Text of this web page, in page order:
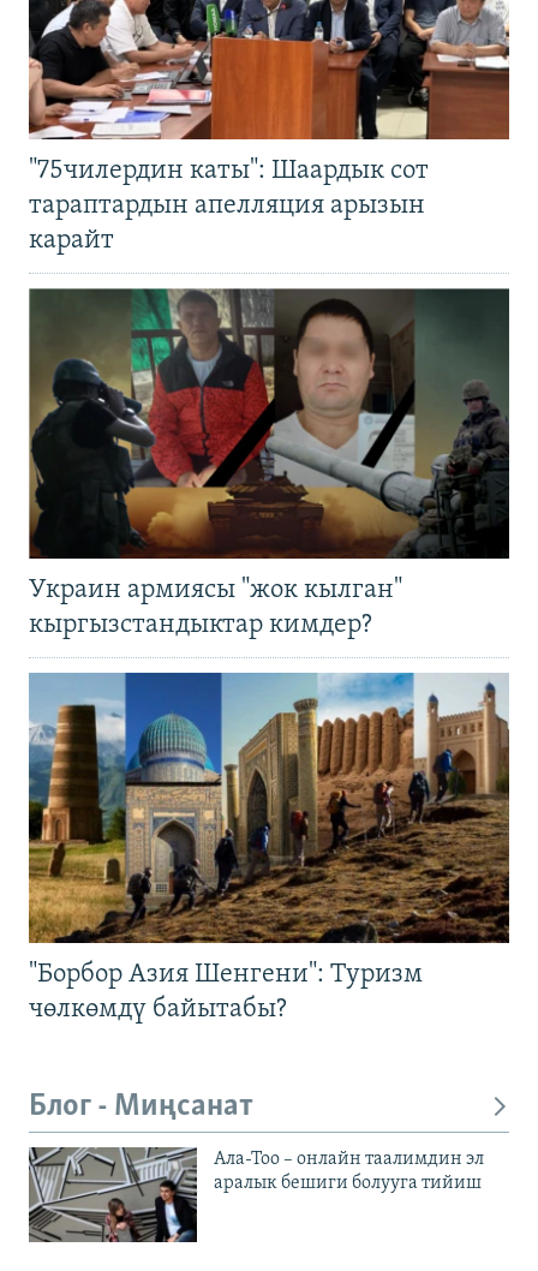
"75чилердин каты": Шаардык сот
тараптардын апелляция арызын
карайт
Украин армиясы "жок кылган"
кыргызстандыктар кимдер?
"Борбор Азия Шенгени": Туризм
чөлкөмдү байытабы?
Блог - Миңсанат
Ала-Тоо – онлайн таалимдин эл
аралык бешиги болууга тийиш